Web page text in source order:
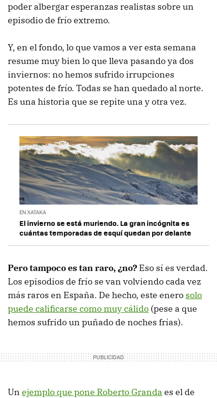
poder albergar esperanzas realistas sobre un
episodio de frío extremo.
Y, en el fondo, lo que vamos a ver esta semana
resume muy bien lo que lleva pasando ya dos
inviernos: no hemos sufrido irrupciones
potentes de frío. Todas se han quedado al norte.
Es una historia que se repite una y otra vez.
EN XATAKA
El invierno se está muriendo. La gran incógnita es
cuántas temporadas de esquí quedan por delante
Pero tampoco es tan raro, ¿no? Eso sí es verdad.
Los episodios de frío se van volviendo cada vez
más raros en España. De hecho, este enero solo
puede calificarse como muy cálido (pese a que
hemos sufrido un puñado de noches frías).
Un ejemplo que pone Roberto Granda es el de